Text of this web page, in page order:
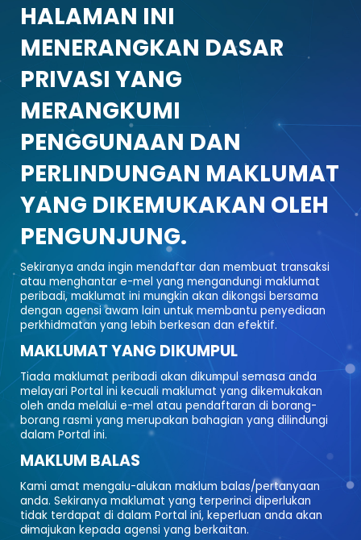
HALAMAN INI
MENERANGKAN DASAR
PRIVASI YANG
MERANGKUMI
PENGGUNAAN DAN
PERLINDUNGAN MAKLUMAT
YANG DIKEMUKAKAN OLEH
PENGUNJUNG.
Sekiranya anda ingin mendaftar dan membuat transaksi
atau menghantar e-mel yang mengandungi maklumat
peribadi, maklumat ini mungkin akan dikongsi bersama
dengan agensi awam lain untuk membantu penyediaan
perkhidmatan yang lebih berkesan dan efektif.
MAKLUMAT YANG DIKUMPUL
Tiada maklumat peribadi akan dikumpul semasa anda
melayari Portal ini kecuali maklumat yang dikemukakan
oleh anda melalui e-mel atau pendaftaran di borang-
borang rasmi yang merupakan bahagian yang dilindungi
dalam Portal ini.
MAKLUM BALAS
Kami amat mengalu-alukan maklum balas/pertanyaan
anda. Sekiranya maklumat yang terperinci diperlukan
tidak terdapat di dalam Portal ini, keperluan anda akan
dimajukan kepada agensi yang berkaitan.